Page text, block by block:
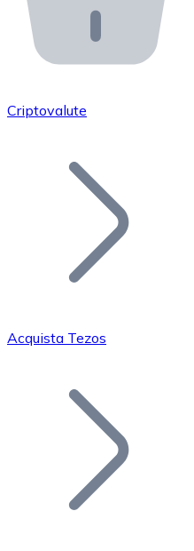
API Bitnovo
Integra la nostra API
Unisciti alla nostra
Aggiungi il token del
Bitcoin
Criptovalute
Acquista Tezos